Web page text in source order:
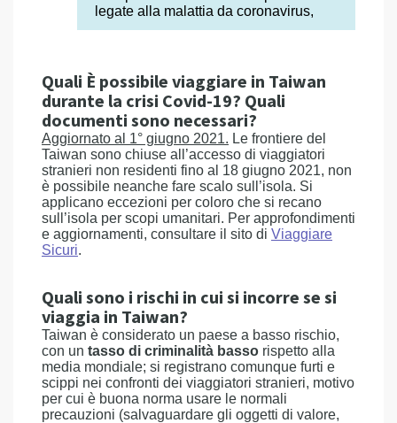
legate alla malattia da coronavirus,
Quali È possibile viaggiare in Taiwan
durante la crisi Covid-19? Quali
documenti sono necessari?
Aggiornato al 1° giugno 2021. Le frontiere del
Taiwan sono chiuse all’accesso di viaggiatori
stranieri non residenti fino al 18 giugno 2021, non
è possibile neanche fare scalo sull’isola. Si
applicano eccezioni per coloro che si recano
sull’isola per scopi umanitari. Per approfondimenti
e aggiornamenti, consultare il sito di Viaggiare
Sicuri.
Quali sono i rischi in cui si incorre se si
viaggia in Taiwan?
Taiwan è considerato un paese a basso rischio,
con un tasso di criminalità basso rispetto alla
media mondiale; si registrano comunque furti e
scippi nei confronti dei viaggiatori stranieri, motivo
per cui è buona norma usare le normali
precauzioni (salvaguardare gli oggetti di valore,